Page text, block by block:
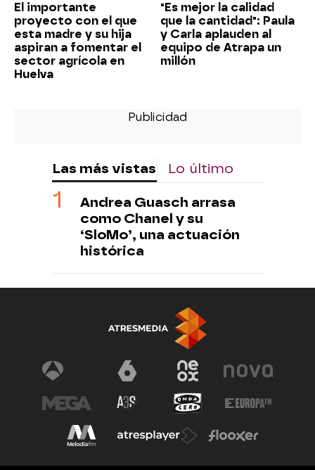
El importante
proyecto con el que
esta madre y su hija
aspiran a fomentar el
sector agrícola en
Huelva
"Es mejor la calidad
que la cantidad": Paula
y Carla aplauden al
equipo de Atrapa un
millón
Las más vistas Lo último
Andrea Guasch arrasa
como Chanel y su
‘SloMo’, una actuación
histórica